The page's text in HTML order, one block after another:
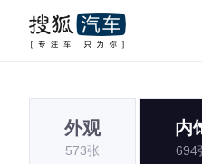
外观
573张
内
694